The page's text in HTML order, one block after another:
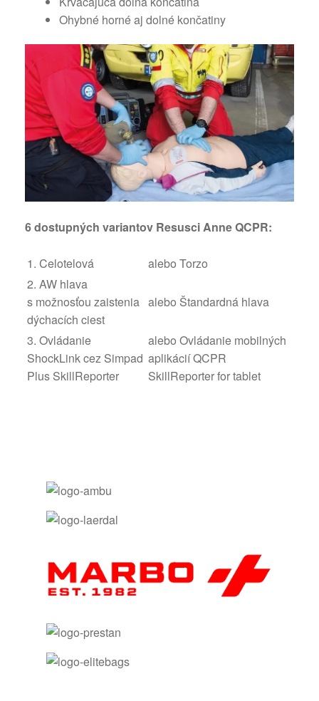
Ohybné horné aj dolné končatiny
6 dostupných variantov Resusci Anne QCPR:
1. Celotelová
alebo Torzo
2. AW hlava
s možnosťou zaistenia
dýchacích ciest
alebo Štandardná hlava
3. Ovládanie
ShockLink cez Simpad
Plus SkillReporter
alebo Ovládanie mobilných
aplikácií QCPR
SkillReporter for tablet